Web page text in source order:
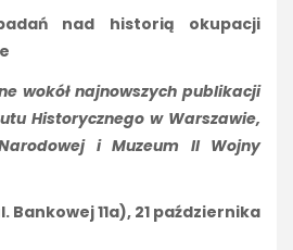
nad historią okupacji
wokół najnowszych publikacji
Historycznego w Warszawie,
i Muzeum II Wojny
Bankowej 11a), 21 października